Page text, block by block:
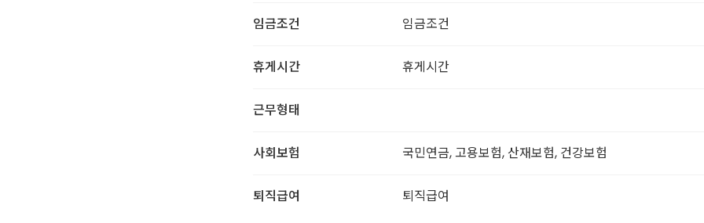
임금조건 임금조건
휴게시간 휴게시간
근무형태
사회보험 국민연금, 고용보험, 산재보험, 건강보험
퇴직급여 퇴직급여